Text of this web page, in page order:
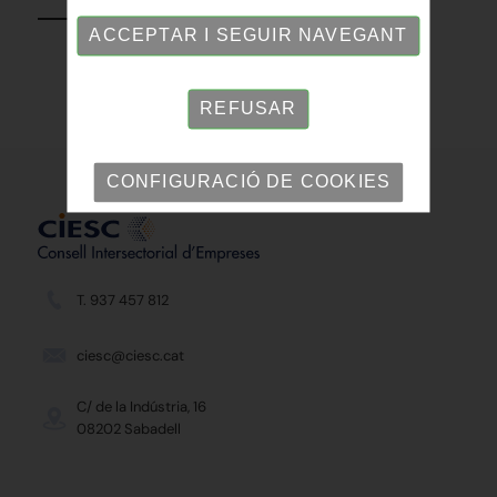
T. 937 457 812
ciesc@ciesc.cat
C/ de la Indústria, 16
08202 Sabadell
ACCEPTAR I SEGUIR NAVEGANT
REFUSAR
CONFIGURACIÓ DE COOKIES